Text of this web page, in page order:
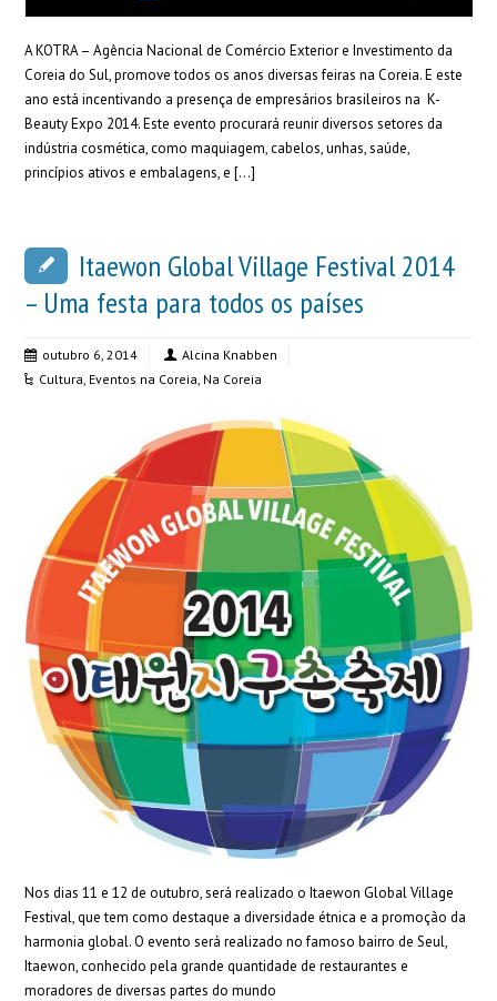
A KOTRA – Agência Nacional de Comércio Exterior e Investimento da
Coreia do Sul, promove todos os anos diversas feiras na Coreia. E este
ano está incentivando a presença de empresários brasileiros na K-
Beauty Expo 2014. Este evento procurará reunir diversos setores da
indústria cosmética, como maquiagem, cabelos, unhas, saúde,
princípios ativos e embalagens, e […]
Itaewon Global Village Festival 2014
– Uma festa para todos os países
outubro 6, 2014
Alcina Knabben
Cultura, Eventos na Coreia, Na Coreia
Nos dias 11 e 12 de outubro, será realizado o Itaewon Global Village
Festival, que tem como destaque a diversidade étnica e a promoção da
harmonia global. O evento será realizado no famoso bairro de Seul,
Itaewon, conhecido pela grande quantidade de restaurantes e
moradores de diversas partes do mundo